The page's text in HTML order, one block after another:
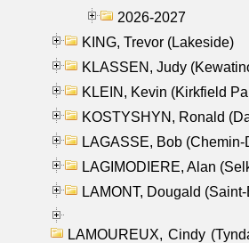
2026-2027
KING, Trevor (Lakeside)
KLASSEN, Judy
KLEIN, Kevin (Kirkfield
KOSTYSHYN, Ronald
LAGASSE, Bob
LAGIMODIERE, Alan
LAMONT, Dougald
LAMOUREUX, Cindy